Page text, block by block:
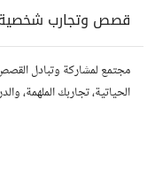
قصص وتجارب
مجتمع لمشاركة وتبادل
الحياتية، تجاربك الملهمة،